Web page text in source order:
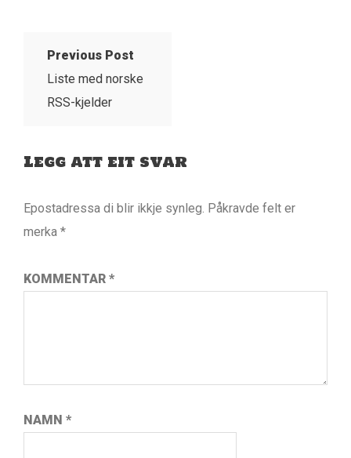
Previous Post
Liste med norske
RSS-kjelder
Legg att eit svar
Epostadressa di blir ikkje synleg. Påkravde felt er
merka *
KOMMENTAR *
NAMN *